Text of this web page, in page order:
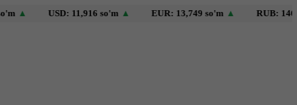
USD: 11,916 so'm▲ EUR: 13,749 so'm▲ RUB: 146 so'm▼